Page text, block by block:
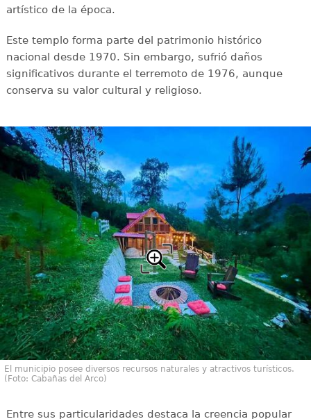
artístico de la época.
Este templo forma parte del patrimonio histórico
nacional desde 1970. Sin embargo, sufrió daños
significativos durante el terremoto de 1976, aunque
conserva su valor cultural y religioso.
El municipio posee diversos recursos naturales y atractivos turísticos.
(Foto: Cabañas del Arco)
Entre sus particularidades destaca la creencia popular